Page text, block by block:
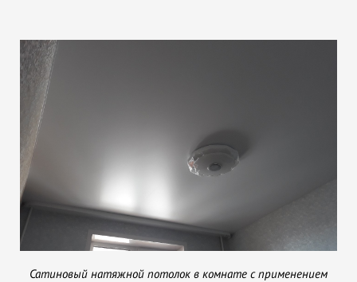
Сатиновый натяжной потолок в комнате с применением